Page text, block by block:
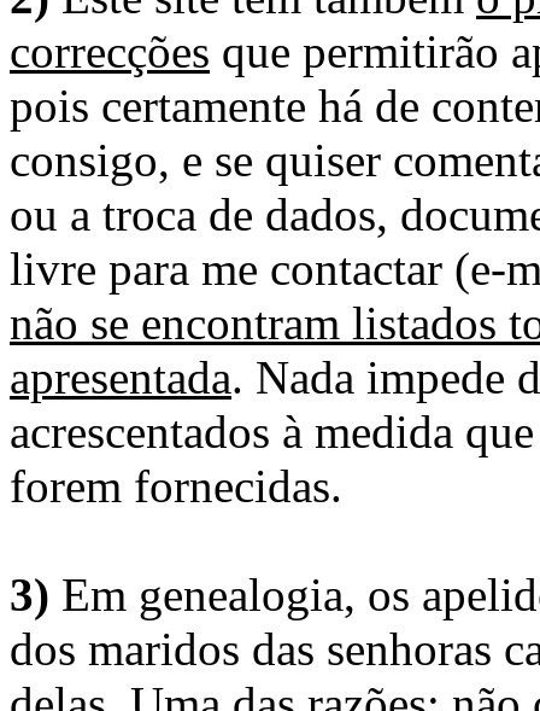
correcções que permitirão
pois certamente há de
consigo, e se quiser
ou a troca de dados,
livre para me contactar (e-
não se encontram listados
apresentada. Nada impede
acrescentados à medida
forem fornecidas.
3) Em genealogia, os
dos maridos das senhoras